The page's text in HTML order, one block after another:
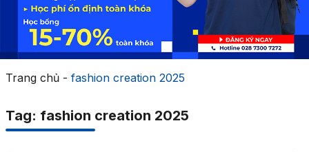
Trang chủ- fashion creation 2025
Tag: fashion creation 2025